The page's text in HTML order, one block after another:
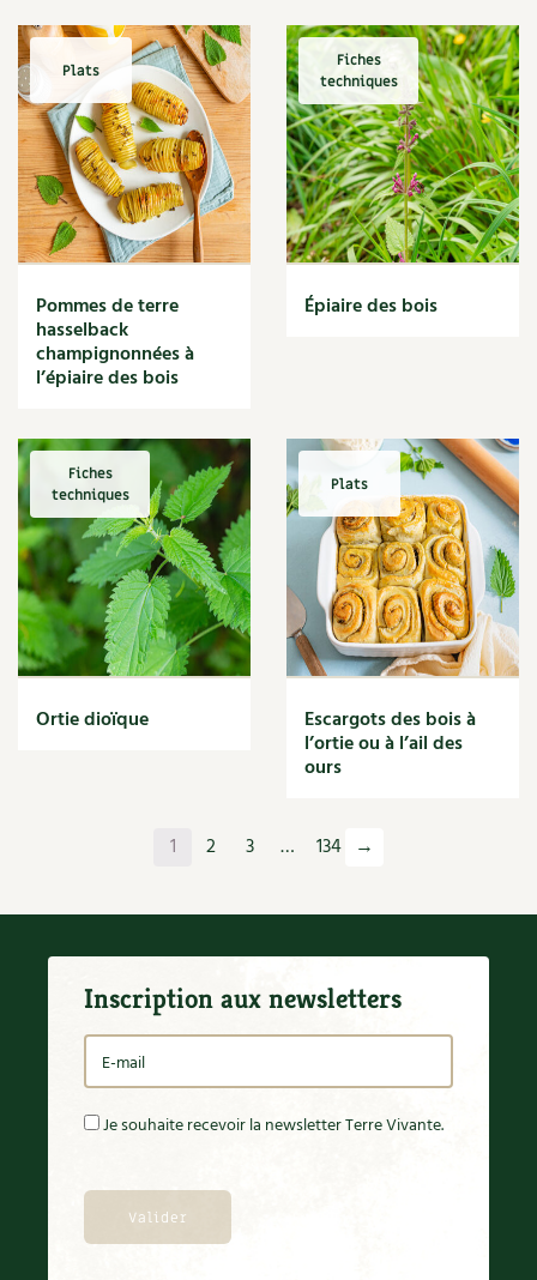
Moutarde
Multiplication
Muret
Muscade
Musique
Narcisse
Nature
Nettoyage
Nichoir
Noisette
Noix
Nourriture
Nuisibles
Numérique
Nutriments
Observation
Œuf
Oignon
Oiseaux
Olivier
Optimiser l'espace
Paille
Panais
Parasite
Partenariat
Participatif
Patate douce
Pelouse
Plats
Pommes de terre
hasselback
champignonnées à
l’épiaire des bois
Fiches
techniques
Épiaire des bois
Fiches
techniques
Ortie dioïque
Plats
Escargots des bois à
l’ortie ou à l’ail des
ours
1 2 3 … 134 →
Inscription aux newsletters
Je souhaite recevoir la newsletter Terre Vivante.